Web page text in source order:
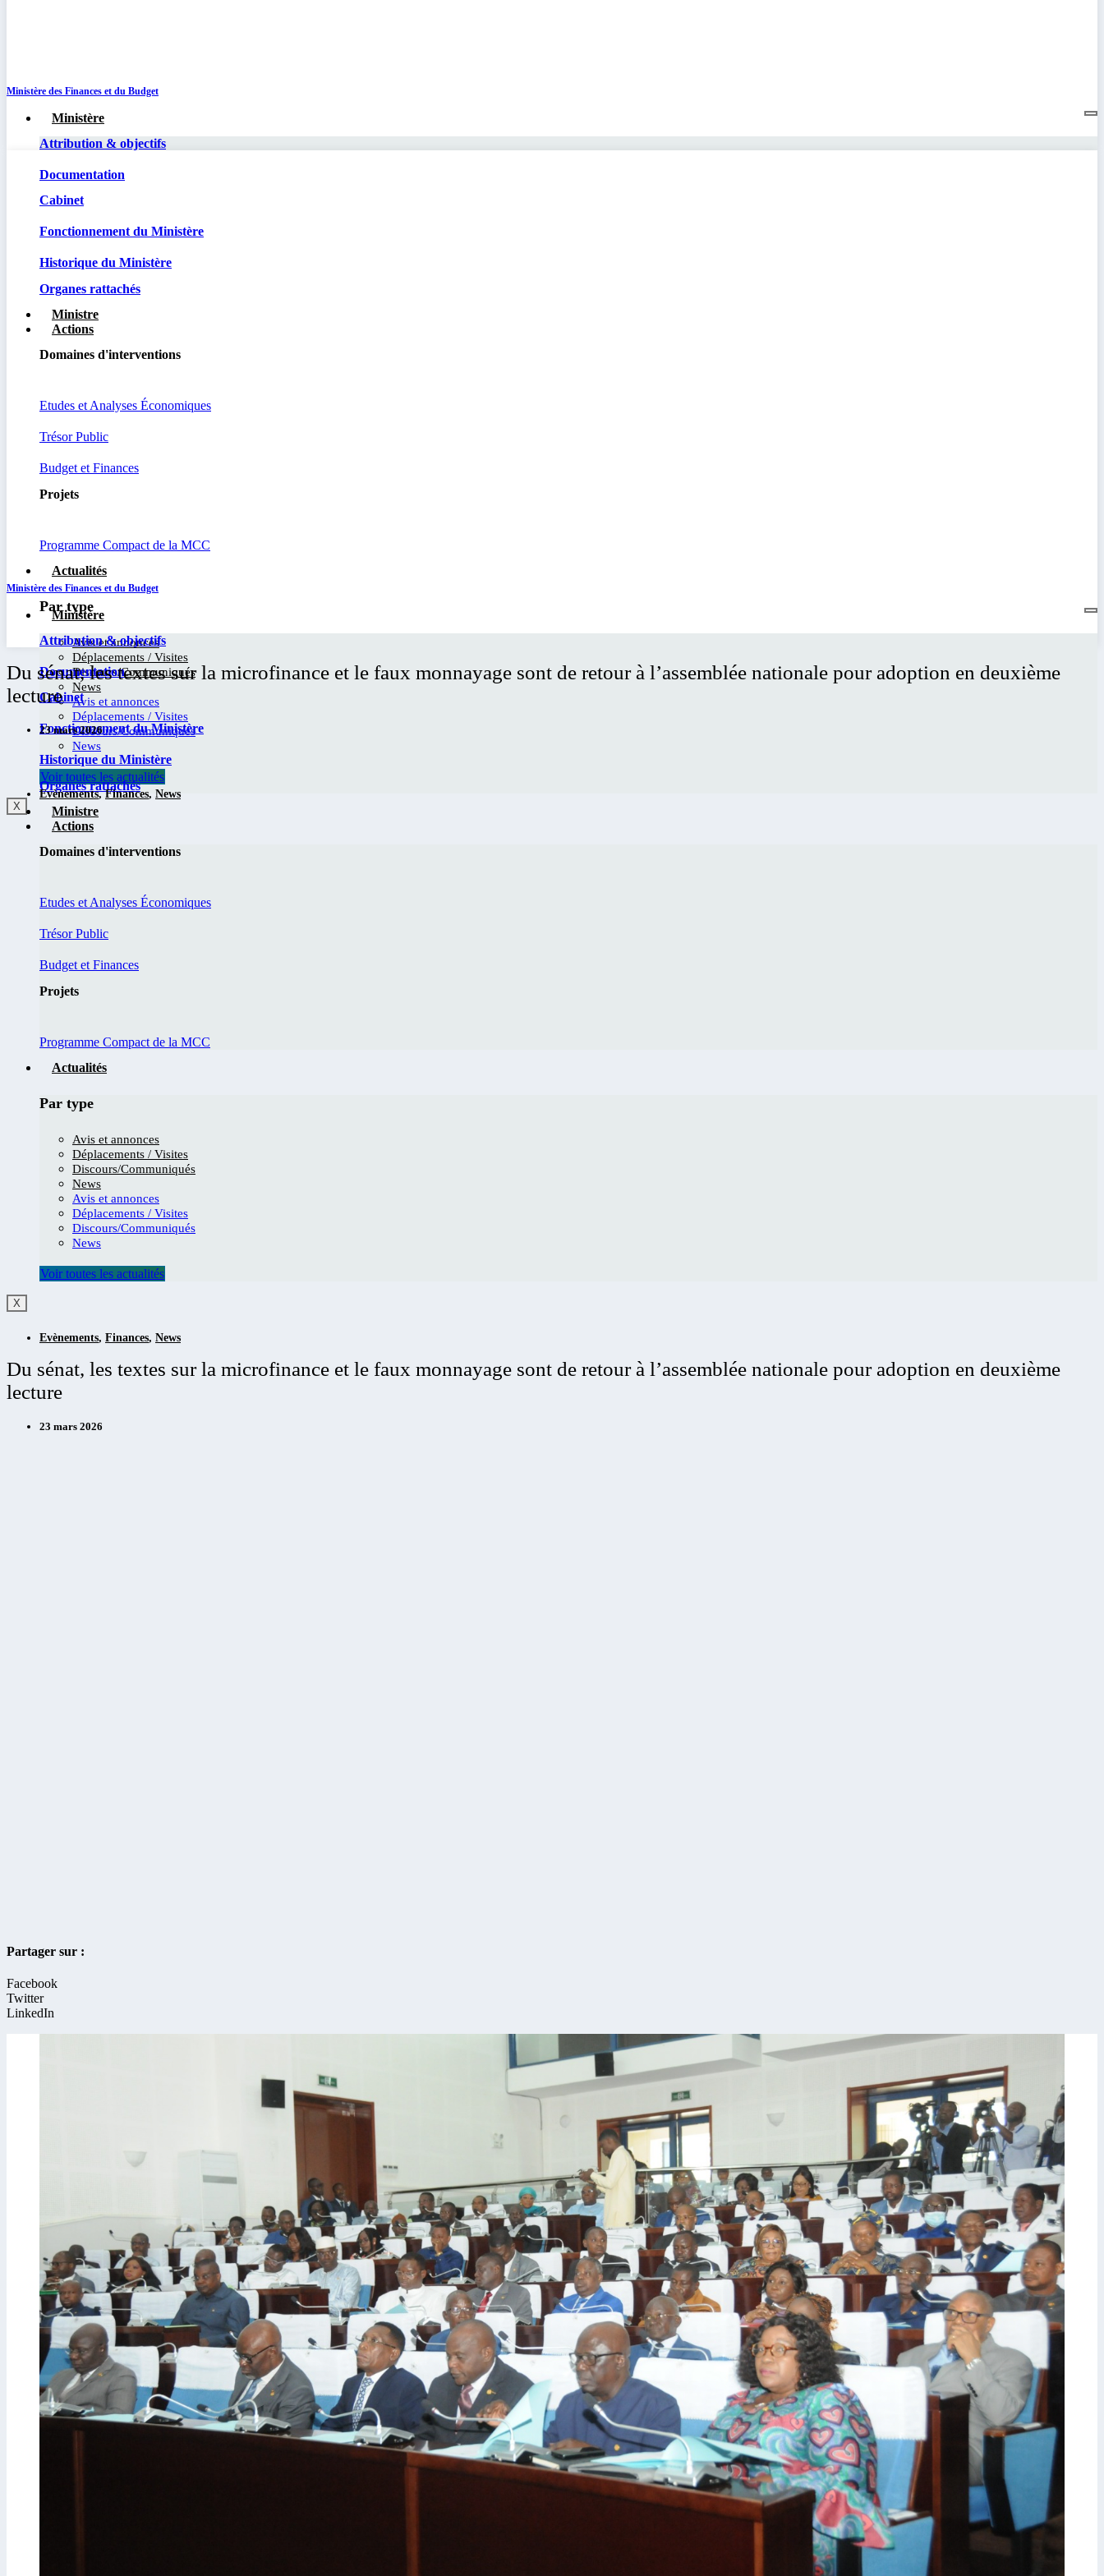
Ministère des Finances et du Budget
Ministère
Attribution & objectifs
Documentation
Cabinet
Fonctionnement du Ministère
Historique du Ministère
Organes rattachés
Ministre
Actions
Domaines d'interventions
Etudes et Analyses Économiques
Trésor Public
Budget et Finances
Projets
Programme Compact de la MCC
Actualités
Par type
Avis et annonces
Déplacements / Visites
Discours/Communiqués
News
Avis et annonces
Déplacements / Visites
Discours/Communiqués
News
Voir toutes les actualités
X
Ministère des Finances et du Budget
Ministère
Attribution & objectifs
Documentation
Cabinet
Fonctionnement du Ministère
Historique du Ministère
Organes rattachés
Ministre
Actions
Domaines d'interventions
Etudes et Analyses Économiques
Trésor Public
Budget et Finances
Projets
Programme Compact de la MCC
Actualités
Par type
Avis et annonces
Déplacements / Visites
Discours/Communiqués
News
Avis et annonces
Déplacements / Visites
Discours/Communiqués
News
Voir toutes les actualités
X
Du sénat, les textes sur la microfinance et le faux monnayage sont de retour à l’assemblée nationale pour adoption en deuxième
lecture
23 mars 2026
Evènements,Finances, News
Evènements, Finances, News
Du sénat, les textes sur la microfinance et le faux monnayage sont de retour à l’assemblée nationale pour adoption en deuxième
lecture
23 mars 2026
Partager sur :
Facebook
Twitter
LinkedIn